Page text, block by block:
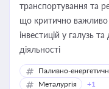
транспортування та
що критично важливо
інвестицій у галузь
діяльності
Паливно-
Металургія
+1